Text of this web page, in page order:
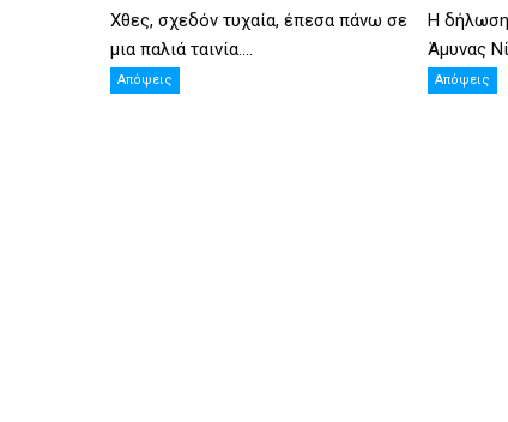
Χθες, σχεδόν τυχαία, έπεσα πάνω σε
μια παλιά ταινία....
Απόψεις
Η
Άμυνας
Απόψεις